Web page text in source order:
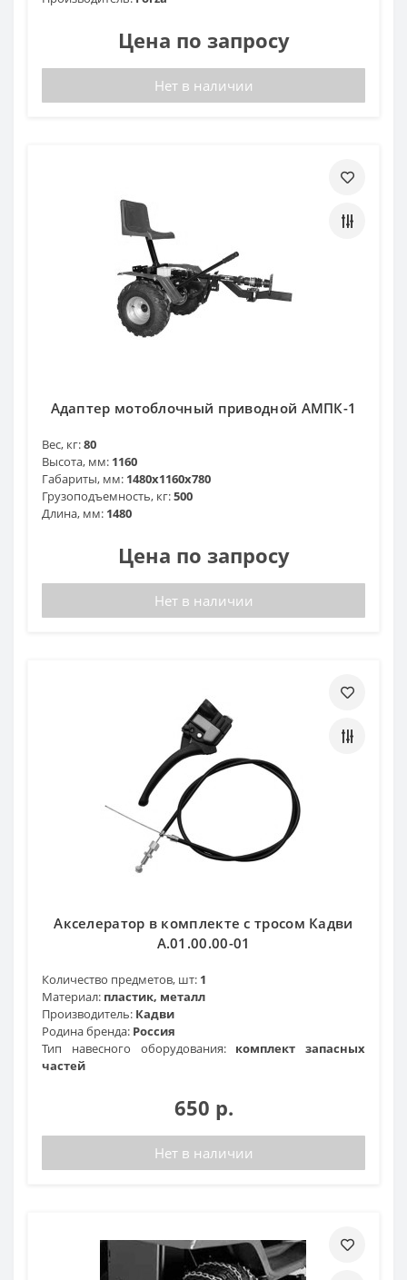
Цена по запросу
Нет в наличии
Адаптер мотоблочный приводной АМПК-1
Вес, кг:80
Высота, мм: 1160
Габариты, мм: 1480x1160x780
Грузоподъемность, кг:500
Длина, мм: 1480
Цена по запросу
Нет в наличии
Акселератор в комплекте с тросом Кадви
А.01.00.00-01
Количество предметов, шт: 1
Материал: пластик, металл
Производитель: Кадви
Родина бренда: Россия
Тип навесного оборудования:
комплект запасных
частей
650 р.
Нет в наличии